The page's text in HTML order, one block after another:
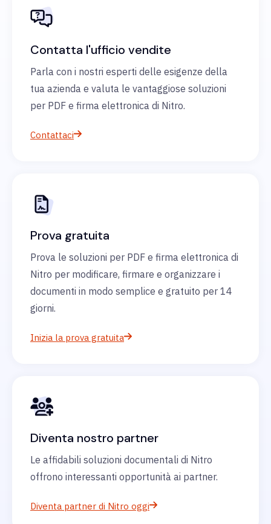
Contatta l'ufficio vendite
Parla con i nostri esperti delle esigenze della
tua azienda e valuta le vantaggiose soluzioni
per PDF e firma elettronica di Nitro.
Contattaci
Prova gratuita
Prova le soluzioni per PDF e firma elettronica di
Nitro per modificare, firmare e organizzare i
documenti in modo semplice e gratuito per 14
giorni.
Inizia la prova gratuita
Diventa nostro partner
Le affidabili soluzioni documentali di Nitro
offrono interessanti opportunità ai partner.
Diventa partner di Nitro oggi